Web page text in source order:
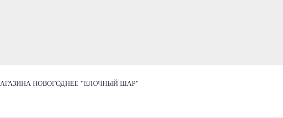
НОВОГОДНЕЕ "ЕЛОЧНЫЙ ШАР"